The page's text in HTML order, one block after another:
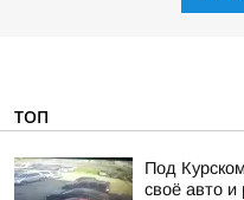
ТОП
Под
своё авто и